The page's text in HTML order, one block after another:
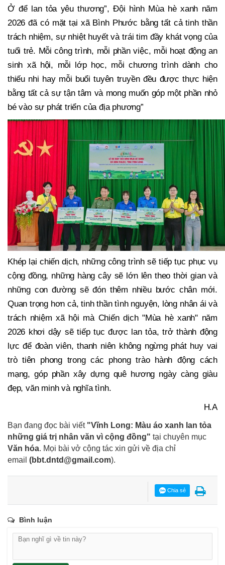
Ở để lan tỏa yêu thương”, Đội hình Mùa hè xanh năm
2026 đã có mặt tại xã Bình Phước bằng tất cả tinh thần
trách nhiệm, sự nhiệt huyết và trái tim đầy khát vọng của
tuổi trẻ. Mỗi công trình, mỗi phần việc, mỗi hoạt động an
sinh xã hội, mỗi lớp học, mỗi chương trình dành cho
thiếu nhi hay mỗi buổi tuyên truyền đều được thực hiện
bằng tất cả sự tận tâm và mong muốn góp một phần nhỏ
bé vào sự phát triển của địa phương”
Khép lại chiến dịch, những công trình sẽ tiếp tục phục vụ
cộng đồng, những hàng cây sẽ lớn lên theo thời gian và
những con đường sẽ đón thêm nhiều bước chân mới.
Quan trọng hơn cả, tinh thần tình nguyện, lòng nhân ái và
trách nhiệm xã hội mà Chiến dịch "Mùa hè xanh" năm
2026 khơi dậy sẽ tiếp tục được lan tỏa, trở thành động
lực để đoàn viên, thanh niên không ngừng phát huy vai
trò tiên phong trong các phong trào hành động cách
mạng, góp phần xây dựng quê hương ngày càng giàu
đẹp, văn minh và nghĩa tình.
H.A
Bạn đang đọc bài viết "Vĩnh Long: Màu áo xanh lan tỏa
những giá trị nhân văn vì cộng đồng" tại chuyên mục
Văn hóa. Mọi bài vở cộng tác xin gửi về địa chỉ
email (bbt.dntd@gmail.com).
Chia sẻ
Bình luận